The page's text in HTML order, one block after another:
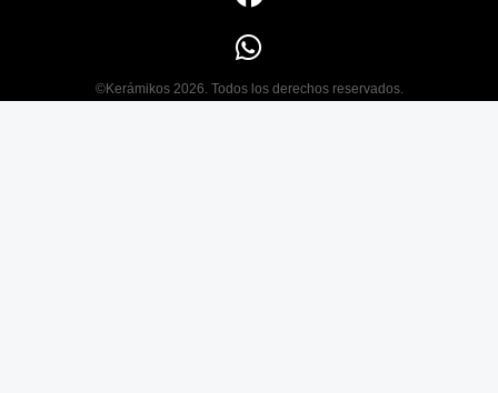
©Kerámikos 2026. Todos los derechos reservados.